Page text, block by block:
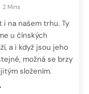
2 Mins
na našem trhu. Ty
u čínských
a i když jsou jeho
možná se brzy
složením.